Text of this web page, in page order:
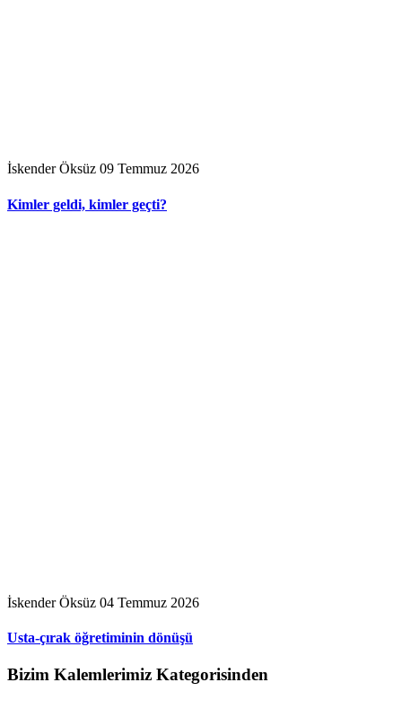
İskender Öksüz 09 Temmuz 2026
Kimler geldi, kimler geçti?
İskender Öksüz 04 Temmuz 2026
Usta-çırak öğretiminin dönüşü
Bizim Kalemlerimiz Kategorisinden